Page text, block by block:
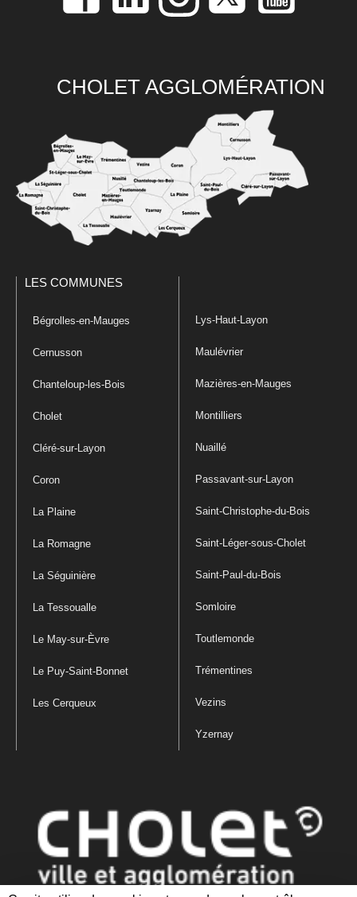
CHOLET AGGLOMÉRATION
LES COMMUNES
Bégrolles-en-Mauges
Cernusson
Chanteloup-les-Bois
Cholet
Cléré-sur-Layon
Coron
La Plaine
La Romagne
La Séguinière
La Tessoualle
Le May-sur-Èvre
Le Puy-Saint-Bonnet
Les Cerqueux
Lys-Haut-Layon
Maulévrier
Mazières-en-Mauges
Montilliers
Nuaillé
Passavant-sur-Layon
Saint-Christophe-du-Bois
Saint-Léger-sous-Cholet
Saint-Paul-du-Bois
Somloire
Toutlemonde
Trémentines
Vezins
Yzernay